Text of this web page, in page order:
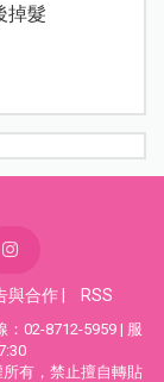
掉髮
與合作 RSS
02-8712-5959 | 服
有，禁止擅自轉貼